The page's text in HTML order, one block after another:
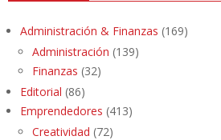
Administración & Finanzas (169)
Administración (139)
Finanzas (32)
Editorial (86)
Emprendedores (413)
Creatividad (72)